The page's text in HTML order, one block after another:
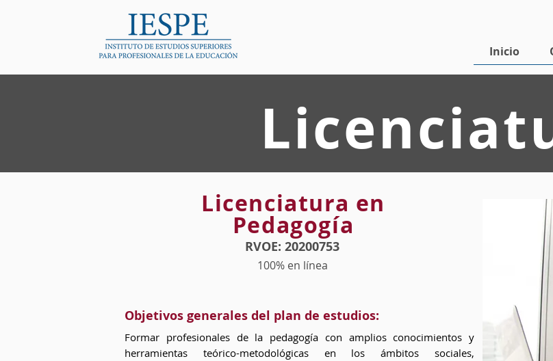
Inicio
Licenciatura en
Pedagogía
RVOE: 20200753
100% en línea
Objetivos generales del plan de estudios:
Formar profesionales de la pedagogía con amplios conocimientos y
herramientas teórico-metodológicas en los ámbitos sociales,